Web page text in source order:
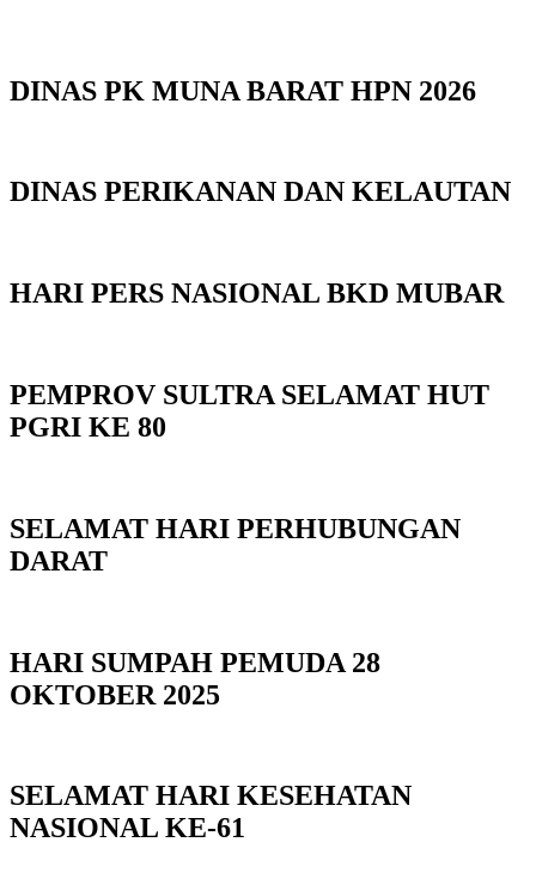
DINAS PK MUNA BARAT HPN 2026
DINAS PERIKANAN DAN KELAUTAN
HARI PERS NASIONAL BKD MUBAR
PEMPROV SULTRA SELAMAT HUT
PGRI KE 80
SELAMAT HARI PERHUBUNGAN
DARAT
HARI SUMPAH PEMUDA 28
OKTOBER 2025
SELAMAT HARI KESEHATAN
NASIONAL KE-61